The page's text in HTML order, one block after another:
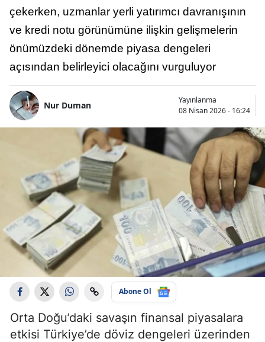
çekerken, uzmanlar yerli yatırımcı davranışının
ve kredi notu görünümüne ilişkin gelişmelerin
önümüzdeki dönemde piyasa dengeleri
açısından belirleyici olacağını vurguluyor
Nur Duman
Yayınlanma
08 Nisan 2026 - 16:24
Abone Ol
Orta Doğu’daki savaşın finansal piyasalara
etkisi Türkiye’de döviz dengeleri üzerinden